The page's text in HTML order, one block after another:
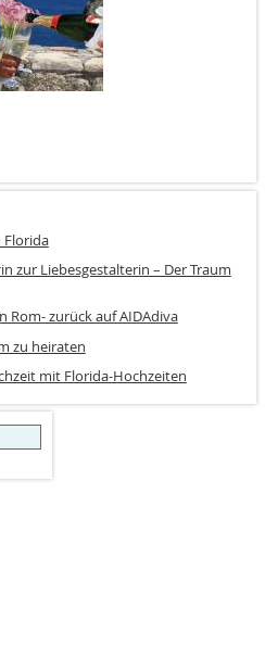
Florida
zur Liebesgestalterin – Der Traum
Rom- zurück auf AIDAdiva
zu heiraten
mit Florida-Hochzeiten